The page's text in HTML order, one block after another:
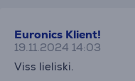
Euronics Klient!
19.11.2024 14:03
Viss lieliski.